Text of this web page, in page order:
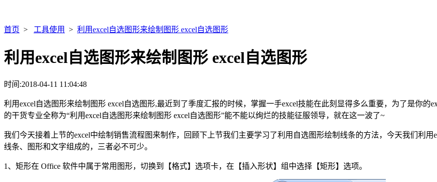
首页 > 工具使用 > 利用excel自选图形来绘制图形 excel自选图形
利用excel自选图形来绘制图形 excel自选图形
时间:2018-04-11 11:04:48
利用excel自选图形来绘制图形 excel自选图形,最近到了季度汇报的时候，掌握一手excel技能在此刻显得多么重要，为了是你的
的干货专业全称为“利用excel自选图形来绘制图形 excel自选图形”能不能以绚烂的技能征服领导，就在这一波了~
我们今天接着上节的excel中绘制销售流程图来制作，回顾下上节我们主要学习了利用自选图形绘制线条的方法，今天我们利
线条、图形和文字组成的，三者必不可少。
1、矩形在 Office 软件中属于常用图形，切换到【格式】选项卡，在【插入形状】组中选择【矩形】选项。